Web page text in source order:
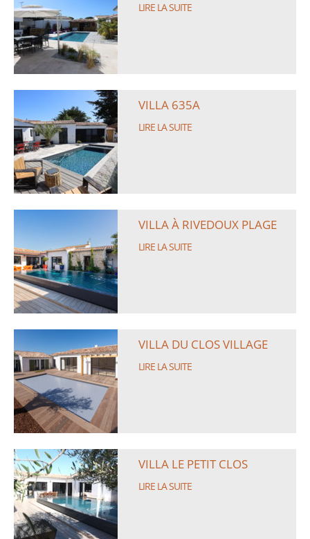
LIRE LA SUITE
VILLA 635A
LIRE LA SUITE
VILLA À RIVEDOUX PLAGE
LIRE LA SUITE
VILLA DU CLOS VILLAGE
LIRE LA SUITE
VILLA LE PETIT CLOS
LIRE LA SUITE